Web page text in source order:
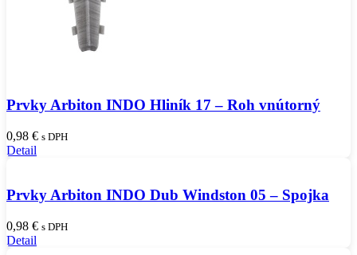
Prvky Arbiton INDO Hliník 17 – Roh vnútorný
0,98 € s DPH
Detail
Prvky Arbiton INDO Dub Windston 05 – Spojka
0,98 € s DPH
Detail